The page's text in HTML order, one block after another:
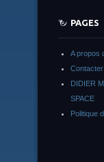
PAGES
A propos
DIDIER
SPACE
Politique